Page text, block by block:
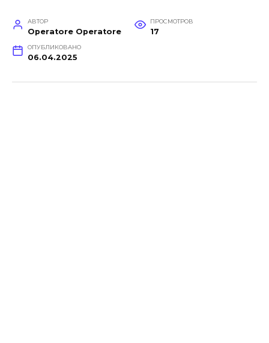
АВТОР
Operatore Operatore
ПРОСМОТРОВ
17
ОПУБЛИКОВАНО
06.04.2025